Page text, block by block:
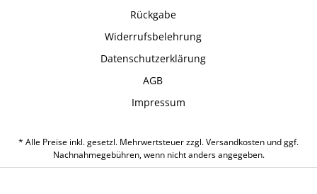
Rückgabe
Widerrufsbelehrung
Datenschutzerklärung
AGB
Impressum
* Alle Preise inkl. gesetzl. Mehrwertsteuer zzgl.Versandkosten und ggf.
Nachnahmegebühren, wenn nicht anders angegeben.